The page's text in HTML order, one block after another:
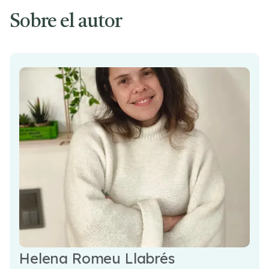
Sobre el autor
Helena Romeu Llabrés